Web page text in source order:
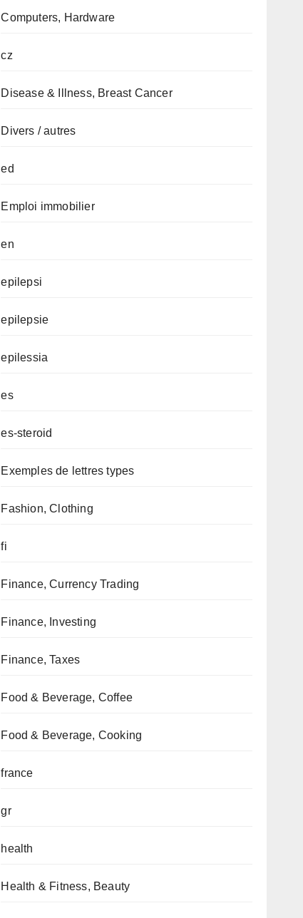
Computers, Hardware
cz
Disease & Illness, Breast Cancer
Divers / autres
ed
Emploi immobilier
en
epilepsi
epilepsie
epilessia
es
es-steroid
Exemples de lettres types
Fashion, Clothing
fi
Finance, Currency Trading
Finance, Investing
Finance, Taxes
Food & Beverage, Coffee
Food & Beverage, Cooking
france
gr
health
Health & Fitness, Beauty